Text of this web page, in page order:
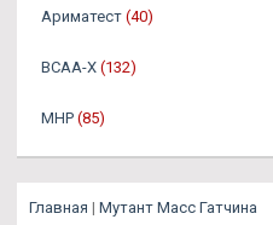
Ариматест (40)
BCAA-X (132)
MHP (85)
Главная | Мутант Масс Гатчина